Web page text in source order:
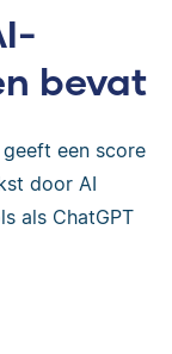
bevat
een score
door AI
als ChatGPT